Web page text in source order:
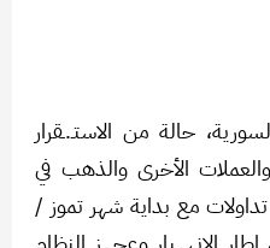
حالة من الاستـ.ـقرار
والعملات الأخرى والذهب في
مع بداية شهر تموز /